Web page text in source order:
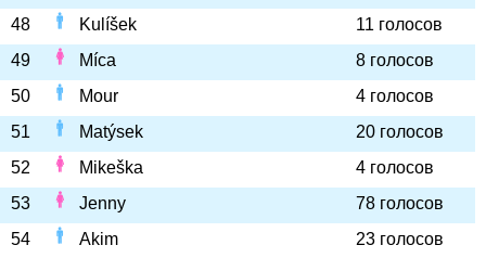
48 Kulíšek
11 голосов
49
Míca
8 голосов
50
Mour
4 голосов
51
Matýsek
20 голосов
52
Mikeška
4 голосов
53
Jenny
78 голосов
54
Akim
23 голосов